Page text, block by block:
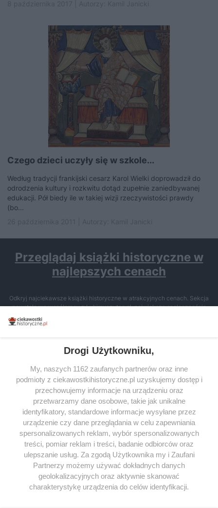
Czego dzieci uczyły się w szkole...
Według tradycji frankijski cesarz Karol Wielki doprowadził do
odrodzenia kultury i rozkwitu dotąd zupełnie zaniedbywanej
edukacji. Pół biedy ile w takiej wizji rzeczywistości prawdy
(bo...
Przeglądaj książki historyczne w
najlepszych cenach
Odkryj najciekawsze książki historyczne w atrakcyjnych cenach. Sekcja
powstała we współpracy z Lubimyczytac.pl, największą społecznością
miłośników literatury w Polsce – dzięki temu możesz wybierać spośród
tytułów najwyżej ocenianych przez czytelników.
SERWIS
SPOŁECZNOŚĆ
WSPÓŁPRACA
KONTAKT
ODWIEDŹ RÓWNIEŻ:
Drogi Użytkowniku,
My, naszych 1162 zaufanych partnerów oraz inne
podmioty z ciekawostkihistoryczne.pl uzyskujemy dostęp i
przechowujemy informacje na urządzeniu oraz
przetwarzamy dane osobowe, takie jak unikalne
identyfikatory, standardowe informacje wysyłane przez
urządzenie czy dane przeglądania w celu zapewniania
spersonalizowanych reklam, wybór spersonalizowanych
treści, pomiar reklam i treści, badanie odbiorców oraz
ulepszanie usług. Za zgodą Użytkownika my i Zaufani
Partnerzy możemy używać dokładnych danych
geolokalizacyjnych oraz aktywnie skanować
charakterystykę urządzenia do celów identyfikacji.